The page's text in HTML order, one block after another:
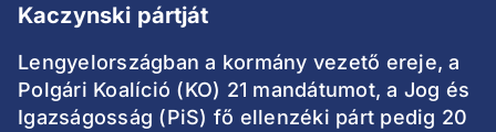
Kaczynski pártját
Lengyelországban a kormány vezető ereje, a
Polgári Koalíció (KO) 21 mandátumot, a Jog és
Igazságosság (PiS) fő ellenzéki párt pedig 20